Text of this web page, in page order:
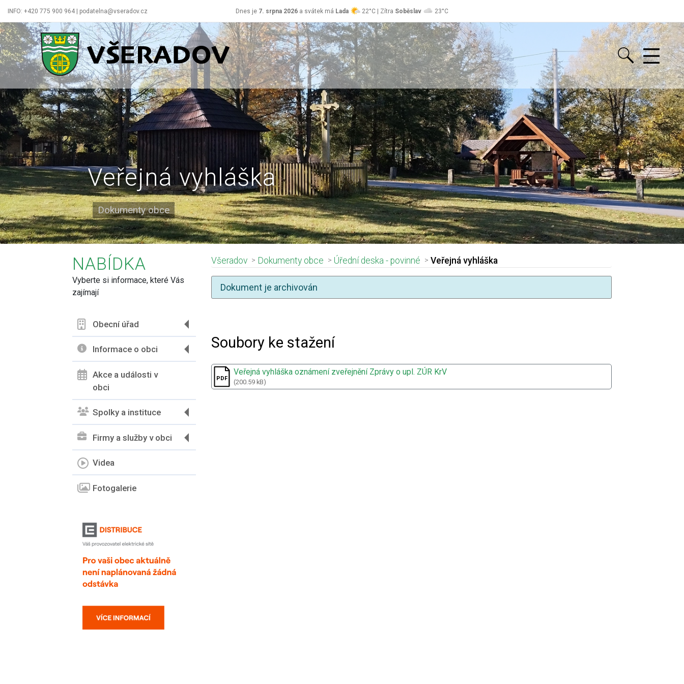
INFO: +420 775 900 964 | podatelna@vseradov.cz Dnes je 7. srpna 2026 a svátek má Lada 22°C | Zítra Soběslav 23°C
Všeradov
Veřejná vyhláška
Dokumenty obce
NABÍDKA
Vyberte si informace, které Vás
zajímají
Obecní úřad
Informace o obci
Akce a události v
obci
Spolky a instituce
Firmy a služby v obci
Videa
Fotogalerie
Všeradov Dokumenty obce Úřední deska - povinné Veřejná vyhláška
Dokument je archivován
Nadpis článku
Soubory ke stažení
Veřejná vyhláška oznámení zveřejnění Zprávy o upl. ZÚR KrV
(200.59 kB)